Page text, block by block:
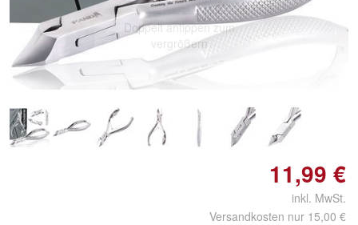
Doppelt antippen zum
vergrößern
11,99 €
inkl. MwSt.
Versandkosten nur 15,00 €